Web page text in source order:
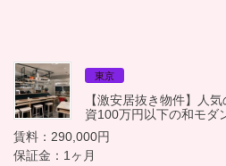
東京
【激安居抜き物件】人
資100万円以下の和モダ
賃料：290,000円
保証金：1ヶ月